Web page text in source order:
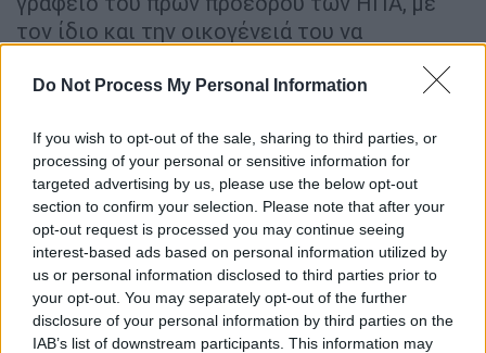
Do Not Process My Personal Information
If you wish to opt-out of the sale, sharing to third parties, or
processing of your personal or sensitive information for
targeted advertising by us, please use the below opt-out
section to confirm your selection. Please note that after your
opt-out request is processed you may continue seeing
interest-based ads based on personal information utilized by
us or personal information disclosed to third parties prior to
your opt-out. You may separately opt-out of the further
disclosure of your personal information by third parties on the
IAB’s list of downstream participants. This information may
τον ίδιο και την οικογένειά του να
θεραπεία.
video